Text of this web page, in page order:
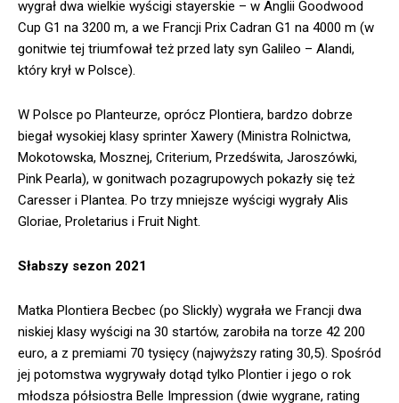
wygrał dwa wielkie wyścigi stayerskie – w Anglii Goodwood
Cup G1 na 3200 m, a we Francji Prix Cadran G1 na 4000 m (w
gonitwie tej triumfował też przed laty syn Galileo – Alandi,
który krył w Polsce).
W Polsce po Planteurze, oprócz Plontiera, bardzo dobrze
biegał wysokiej klasy sprinter Xawery (Ministra Rolnictwa,
Mokotowska, Mosznej, Criterium, Przedświta, Jaroszówki,
Pink Pearla), w gonitwach pozagrupowych pokazły się też
Caresser i Plantea. Po trzy mniejsze wyścigi wygrały Alis
Gloriae, Proletarius i Fruit Night.
Słabszy sezon 2021
Matka Plontiera Becbec (po Slickly) wygrała we Francji dwa
niskiej klasy wyścigi na 30 startów, zarobiła na torze 42 200
euro, a z premiami 70 tysięcy (najwyższy rating 30,5). Spośród
jej potomstwa wygrywały dotąd tylko Plontier i jego o rok
młodsza półsiostra Belle Impression (dwie wygrane, rating